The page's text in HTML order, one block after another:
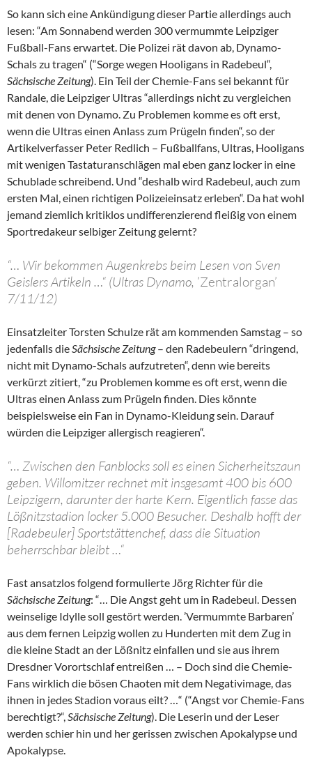
So kann sich eine Ankündigung dieser Partie allerdings auch
lesen: “Am Sonnabend werden 300 vermummte Leipziger
Fußball-Fans erwartet. Die Polizei rät davon ab, Dynamo-
Schals zu tragen“ (“Sorge wegen Hooligans in Radebeul“,
Sächsische Zeitung). Ein Teil der Chemie-Fans sei bekannt für
Randale, die Leipziger Ultras “allerdings nicht zu vergleichen
mit denen von Dynamo. Zu Problemen komme es oft erst,
wenn die Ultras einen Anlass zum Prügeln finden“, so der
Artikelverfasser Peter Redlich – Fußballfans, Ultras, Hooligans
mit wenigen Tastaturanschlägen mal eben ganz locker in eine
Schublade schreibend. Und “deshalb wird Radebeul, auch zum
ersten Mal, einen richtigen Polizeieinsatz erleben“. Da hat wohl
jemand ziemlich kritiklos undifferenzierend fleißig von einem
Sportredakeur selbiger Zeitung gelernt?
“… Wir bekommen Augenkrebs beim Lesen von Sven
Geislers Artikeln …“ (Ultras Dynamo, ’Zentralorgan’
7/11/12)
Einsatzleiter Torsten Schulze rät am kommenden Samstag – so
jedenfalls dieSächsische Zeitung– den Radebeulern “dringend,
nicht mit Dynamo-Schals aufzutreten“, denn wie bereits
verkürzt zitiert, “zu Problemen komme es oft erst, wenn die
Ultras einen Anlass zum Prügeln finden. Dies könnte
beispielsweise ein Fan in Dynamo-Kleidung sein. Darauf
würden die Leipziger allergisch reagieren“.
“… Zwischen den Fanblocks soll es einen Sicherheitszaun
geben. Willomitzer rechnet mit insgesamt 400 bis 600
Leipzigern, darunter der harte Kern. Eigentlich fasse das
Lößnitzstadion locker 5.000 Besucher. Deshalb hofft der
[Radebeuler] Sportstättenchef, dass die Situation
beherrschbar bleibt …“
Fast ansatzlos folgend formulierte Jörg Richter für die
Sächsische Zeitung: “… Die Angst geht um in Radebeul. Dessen
weinselige Idylle soll gestört werden. ’Vermummte Barbaren’
aus dem fernen Leipzig wollen zu Hunderten mit dem Zug in
die kleine Stadt an der Lößnitz einfallen und sie aus ihrem
Dresdner Vorortschlaf entreißen … – Doch sind die Chemie-
Fans wirklich die bösen Chaoten mit dem Negativimage, das
ihnen in jedes Stadion voraus eilt? …“ (“Angst vor Chemie-Fans
berechtigt?“,Sächsische Zeitung). Die Leserin und der Leser
werden schier hin und her gerissen zwischen Apokalypse und
Apokalypse.